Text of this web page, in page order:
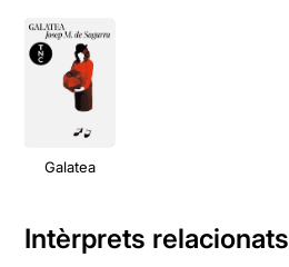
Galatea
Intèrprets relacionats